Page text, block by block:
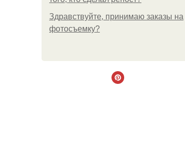
Здравствуйте, принимаю заказы на
фотосъемку?